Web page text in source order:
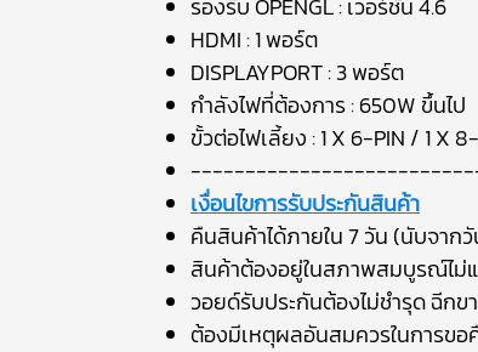
รองรับ OPENGL : เวอร์ชัน 4.6
HDMI : 1 พอร์ต
DISPLAYPORT : 3 พอร์ต
กำลังไฟที่ต้องการ : 650W ขึ้นไป
ขั้วต่อไฟเลี้ยง : 1 X 6-PIN / 1 X
เงื่อนไขการรับประกันสินค้า
คืนสินค้าได้ภายใน 7 วัน (นับจาก
สินค้าต้องอยู่ในสภาพสมบูรณ์ไม่
วอยด์รับประกันต้องไม่ชำรุด ฉีกข
ต้องมีเหตุผลอันสมควรในการขอ